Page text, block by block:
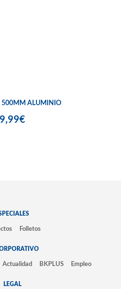
500MM ALUMINIO
9,99€
Folletos
Actualidad BKPLUS Empleo
LEGAL